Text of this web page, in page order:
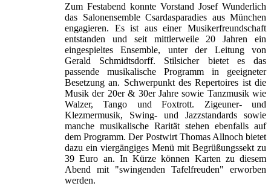
Zum Festabend konnte Vorstand Josef Wunderlich
das Salonensemble Csardasparadies aus München
engagieren. Es ist aus einer Musikerfreundschaft
entstanden und seit mittlerweile 20 Jahren ein
eingespieltes Ensemble, unter der Leitung von
Gerald Schmidtsdorff. Stilsicher bietet es das
passende musikalische Programm in geeigneter
Besetzung an. Schwerpunkt des Repertoires ist die
Musik der 20er & 30er Jahre sowie Tanzmusik wie
Walzer, Tango und Foxtrott. Zigeuner- und
Klezmermusik, Swing- und Jazzstandards sowie
manche musikalische Rarität stehen ebenfalls auf
dem Programm. Der Postwirt Thomas Allnoch bietet
dazu ein viergängiges Menü mit Begrüßungssekt zu
39 Euro an. In Kürze können Karten zu diesem
Abend mit "swingenden Tafelfreuden" erworben
werden.